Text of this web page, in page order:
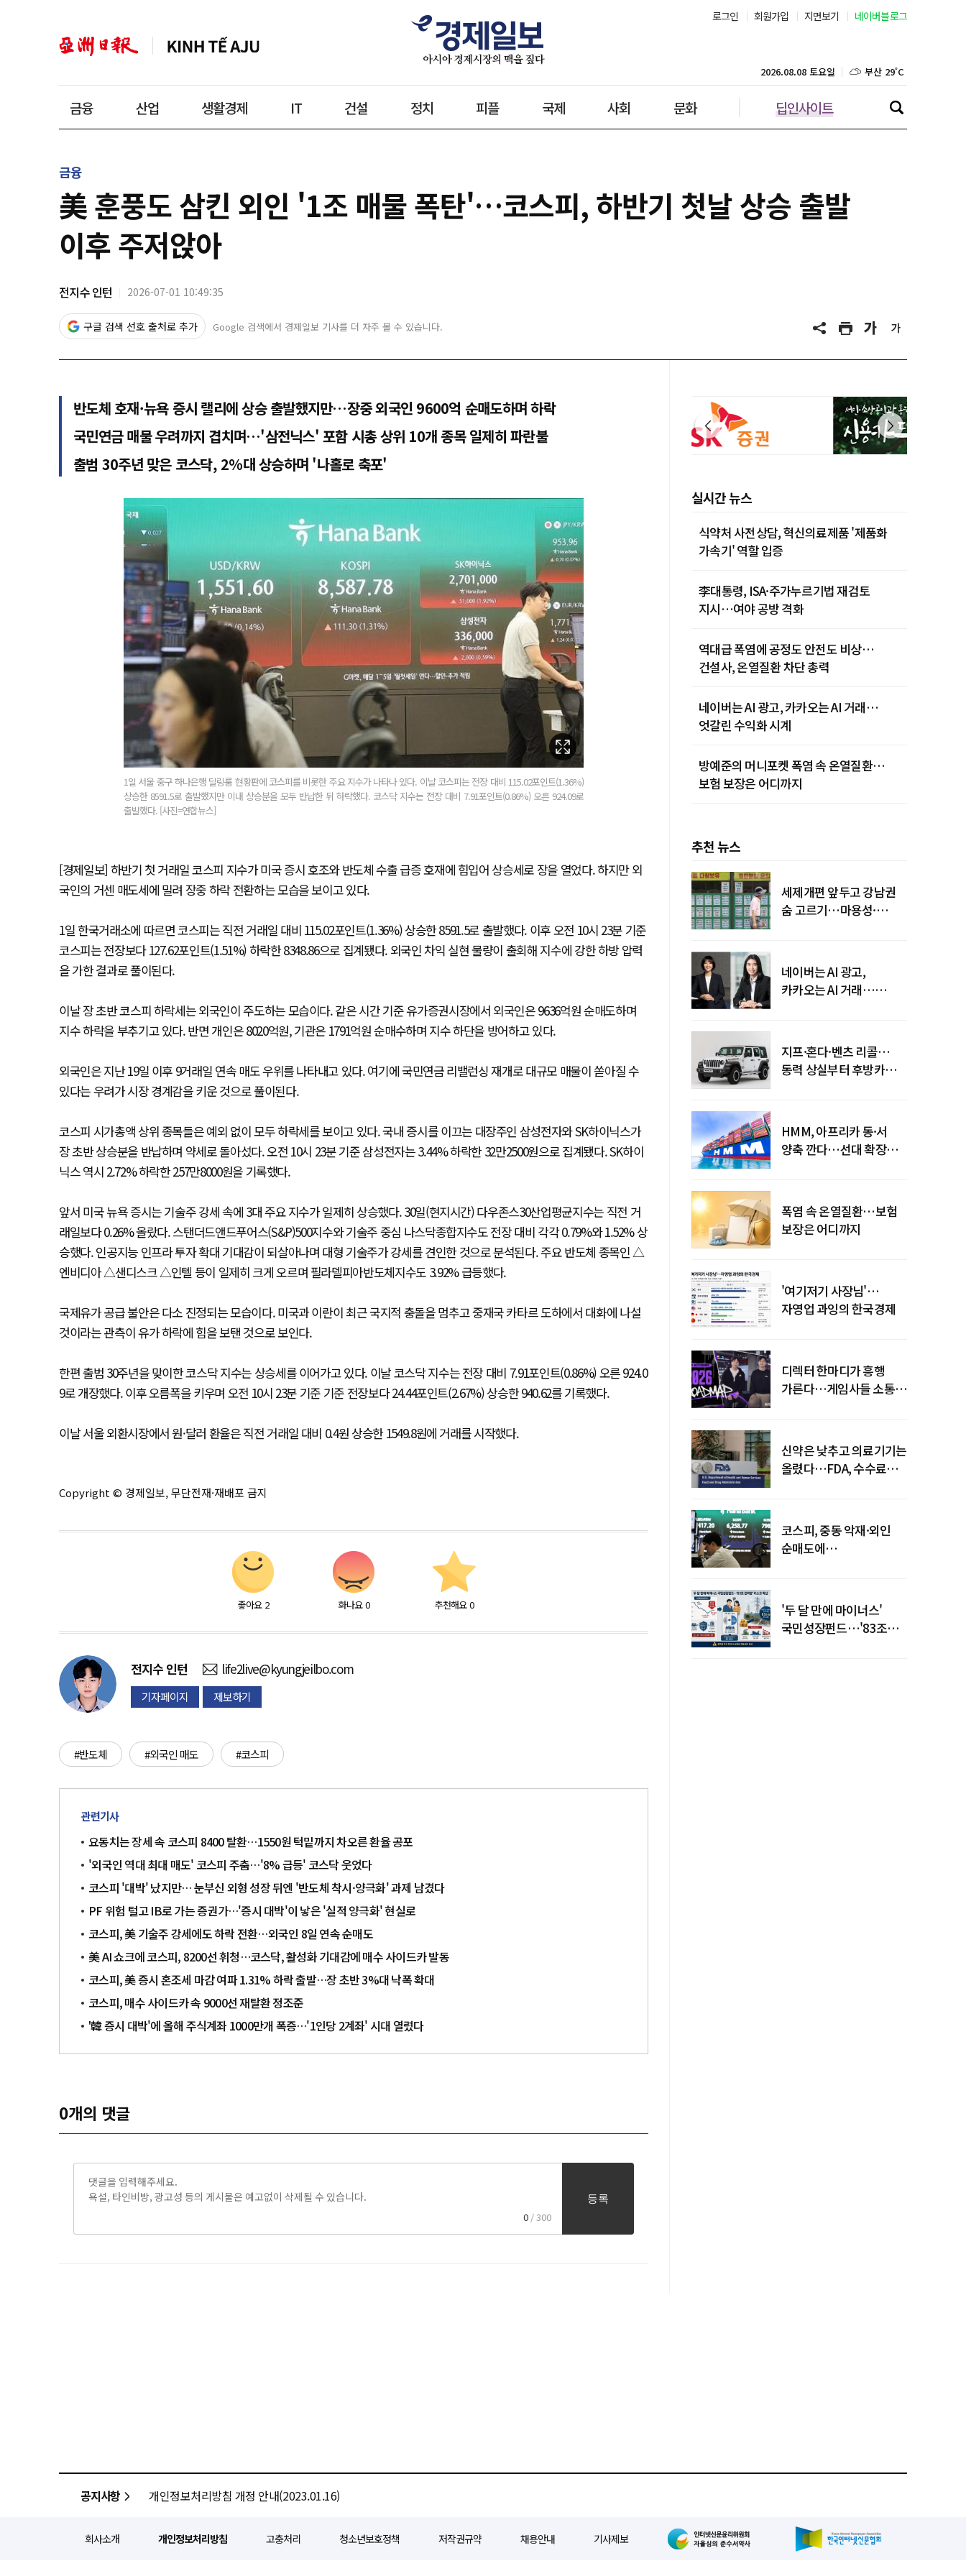
로그인 회원가입 지면보기 네이버블로그
금융 산업 생활경제 IT 건설 정치 피플 국제 사회 문화 딥인사이트
2026.08.08 토요일 대구 29˚C
인천 29˚C
금융
美 훈풍도 삼킨 외인 '1조 매물 폭탄'…코스피, 하반기 첫날 상승 출발
이후 주저앉아
전지수 인턴 2026-07-01 10:49:35
구글 검색 선호 출처로 추가 Google 검색에서 경제일보 기사를 더 자주 볼 수 있습니다.
반도체 호재·뉴욕 증시 랠리에 상승 출발했지만…장중 외국인 9600억 순매도하며 하락
국민연금 매물 우려까지 겹치며…'삼전닉스' 포함 시총 상위 10개 종목 일제히 파란불
출범 30주년 맞은 코스닥, 2%대 상승하며 '나홀로 축포'
1일 서울 중구 하나은행 딜링룸 현황판에 코스피를 비롯한 주요 지수가 나타나 있다. 이날 코스피는 전장 대비 115.02포인트(1.36%)
상승한 8591.5로 출발했지만 이내 상승분을 모두 반납한 뒤 하락했다. 코스닥 지수는 전장 대비 7.91포인트(0.86%) 오른 924.09로
출발했다. [사진=연합뉴스]
[경제일보] 하반기 첫 거래일 코스피 지수가 미국 증시 호조와 반도체 수출 급증 호재에 힘입어 상승세로 장을 열었다. 하지만 외
국인의 거센 매도세에 밀려 장중 하락 전환하는 모습을 보이고 있다.
1일 한국거래소에 따르면 코스피는 직전 거래일 대비 115.02포인트(1.36%) 상승한 8591.5로 출발했다. 이후 오전 10시 23분 기준
코스피는 전장보다 127.62포인트(1.51%) 하락한 8348.86으로 집계됐다. 외국인 차익 실현 물량이 출회해 지수에 강한 하방 압력
을 가한 결과로 풀이된다.
이날 장 초반 코스피 하락세는 외국인이 주도하는 모습이다. 같은 시간 기준 유가증권시장에서 외국인은 9636억원 순매도하며
지수 하락을 부추기고 있다. 반면 개인은 8020억원, 기관은 1791억원 순매수하며 지수 하단을 방어하고 있다.
외국인은 지난 19일 이후 9거래일 연속 매도 우위를 나타내고 있다. 여기에 국민연금 리밸런싱 재개로 대규모 매물이 쏟아질 수
있다는 우려가 시장 경계감을 키운 것으로 풀이된다.
코스피 시가총액 상위 종목들은 예외 없이 모두 하락세를 보이고 있다. 국내 증시를 이끄는 대장주인 삼성전자와 SK하이닉스가
장 초반 상승분을 반납하며 약세로 돌아섰다. 오전 10시 23분 기준 삼성전자는 3.44% 하락한 32만2500원으로 집계됐다. SK하이
닉스 역시 2.72% 하락한 257만8000원을 기록했다.
앞서 미국 뉴욕 증시는 기술주 강세 속에 3대 주요 지수가 일제히 상승했다. 30일(현지시간) 다우존스30산업평균지수는 직전 거
래일보다 0.26% 올랐다. 스탠더드앤드푸어스(S&P)500지수와 기술주 중심 나스닥종합지수도 전장 대비 각각 0.79%와 1.52% 상
승했다. 인공지능 인프라 투자 확대 기대감이 되살아나며 대형 기술주가 강세를 견인한 것으로 분석된다. 주요 반도체 종목인 △
엔비디아 △샌디스크 △인텔 등이 일제히 크게 오르며 필라델피아반도체지수도 3.92% 급등했다.
국제유가 공급 불안은 다소 진정되는 모습이다. 미국과 이란이 최근 국지적 충돌을 멈추고 중재국 카타르 도하에서 대화에 나설
것이라는 관측이 유가 하락에 힘을 보탠 것으로 보인다.
한편 출범 30주년을 맞이한 코스닥 지수는 상승세를 이어가고 있다. 이날 코스닥 지수는 전장 대비 7.91포인트(0.86%) 오른 924.0
9로 개장했다. 이후 오름폭을 키우며 오전 10시 23분 기준 기준 전장보다 24.44포인트(2.67%) 상승한 940.62를 기록했다.
이날 서울 외환시장에서 원·달러 환율은 직전 거래일 대비 0.4원 상승한 1549.8원에 거래를 시작했다.
Copyright © 경제일보, 무단전재·재배포 금지
좋아요 2 화나요 0 추천해요 0
전지수 인턴 life2live@kyungjeilbo.com
기자페이지 제보하기
#반도체 #외국인 매도 #코스피
관련기사
요동치는 장세 속 코스피 8400 탈환…1550원 턱밑까지 차오른 환율 공포
'외국인 역대 최대 매도' 코스피 주춤…'8% 급등' 코스닥 웃었다
코스피 '대박' 났지만… 눈부신 외형 성장 뒤엔 '반도체 착시·양극화' 과제 남겼다
PF 위험 털고 IB로 가는 증권가…'증시 대박'이 낳은 '실적 양극화' 현실로
코스피, 美 기술주 강세에도 하락 전환…외국인 8일 연속 순매도
美 AI 쇼크에 코스피, 8200선 휘청…코스닥, 활성화 기대감에 매수 사이드카 발동
코스피, 美 증시 혼조세 마감 여파 1.31% 하락 출발…장 초반 3%대 낙폭 확대
코스피, 매수 사이드카 속 9000선 재탈환 정조준
'韓 증시 대박'에 올해 주식계좌 1000만개 폭증…'1인당 2계좌' 시대 열렸다
0개의 댓글
0 / 300
등록
실시간 뉴스
식약처 사전상담, 혁신의료제품 '제품화
가속기' 역할 입증
李대통령, ISA·주가누르기법 재검토
지시…여야 공방 격화
역대급 폭염에 공정도 안전도 비상…
건설사, 온열질환 차단 총력
네이버는 AI 광고, 카카오는 AI 거래…
엇갈린 수익화 시계
방예준의 머니포켓 폭염 속 온열질환…
보험 보장은 어디까지
추천 뉴스
세제개편 앞두고 강남권
숨 고르기…마용성·
네이버는 AI 광고,
카카오는 AI 거래…
지프·혼다·벤츠 리콜…
동력 상실부터 후방카메라
HMM, 아프리카 동·서
양축 깐다…선대 확장
폭염 속 온열질환…보험
보장은 어디까지
'여기저기 사장님'…
자영업 과잉의 한국경제
디렉터 한마디가 흥행
가른다…게임사들 소통
신약은 낮추고 의료기기는
올렸다…FDA, 수수료
코스피, 중동 악재·외인
순매도에
'두 달 만에 마이너스'
국민성장펀드…'83조
공지사항 개인정보처리방침 개정 안내(2023.01.16)
회사소개 개인정보처리방침 고충처리 청소년보호정책 저작권규약 채용안내 기사제보